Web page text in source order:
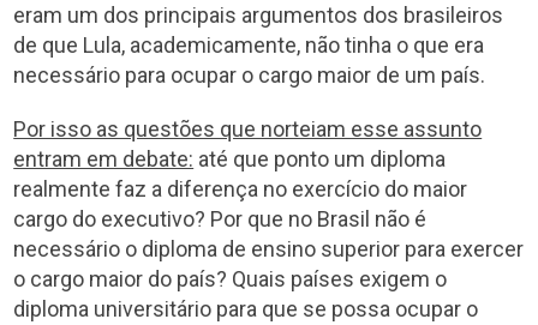
eram um dos principais argumentos dos brasileiros
de que Lula, academicamente, não tinha o que era
necessário para ocupar o cargo maior de um país.
Por isso as questões que norteiam esse assunto
entram em debate: até que ponto um diploma
realmente faz a diferença no exercício do maior
cargo do executivo? Por que no Brasil não é
necessário o diploma de ensino superior para exercer
o cargo maior do país? Quais países exigem o
diploma universitário para que se possa ocupar o